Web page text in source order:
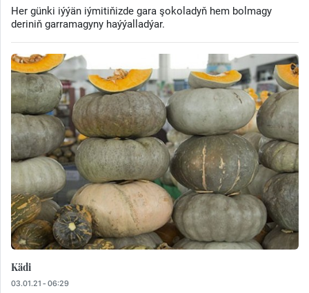
Her günki iýýän iýmitiňizde gara şokoladyň hem bolmagy
deriniň garramagyny haýýalladýar.
Kädi
03.01.21 - 06:29